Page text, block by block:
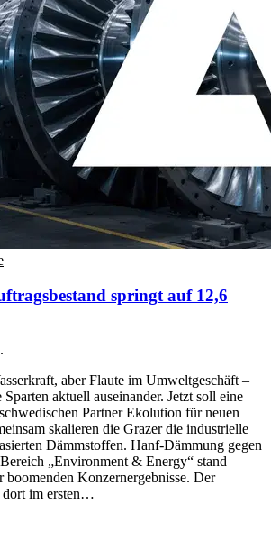
springt auf 12,6
aber Flaute im Umweltgeschäft –
aktuell auseinander. Jetzt soll eine
Partner Ekolution für neuen
skalieren die Grazer die industrielle
Dämmstoffen. Hanf-Dämmung gegen
„Environment & Energy“ stand
boomenden Konzernergebnisse. Der
dort im ersten…